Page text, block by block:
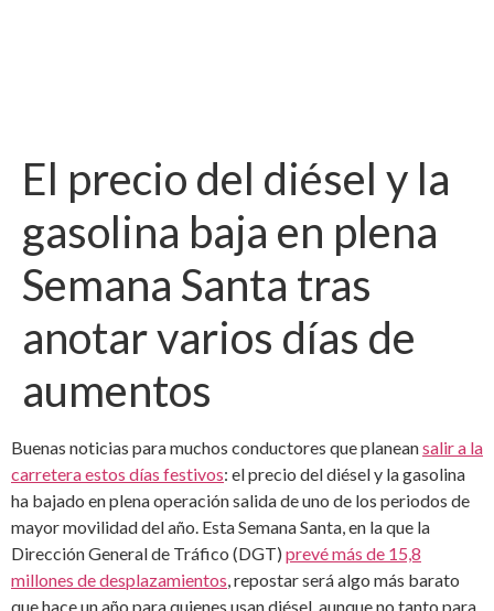
El precio del diésel y la
gasolina baja en plena
Semana Santa tras
anotar varios días de
aumentos
Buenas noticias para muchos conductores que planeansalir a la
carretera estos días festivos: el precio del diésel y la gasolina
ha bajado en plena operación salida de uno de los periodos de
mayor movilidad del año. Esta Semana Santa, en la que la
Dirección General de Tráfico (DGT) prevé más de 15,8
millones de desplazamientos , repostar será algo más barato
que hace un año para quienes usan diésel, aunque no tanto para